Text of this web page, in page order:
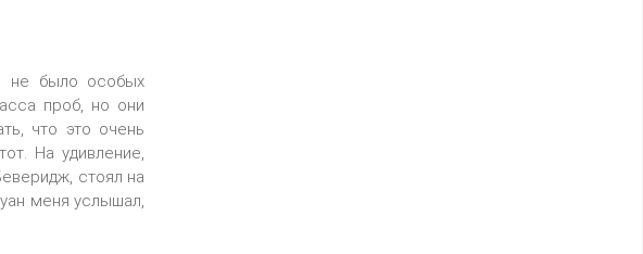
не было особых
проб, но они
что это очень
На удивление,
стоял на
меня услышал,